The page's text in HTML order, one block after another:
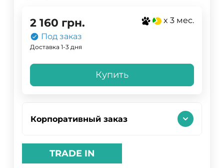
2 160 грн.
x 3 мес.
Под заказ
Доставка 1-3 дня
Купить
Корпоративный заказ
TRADE IN